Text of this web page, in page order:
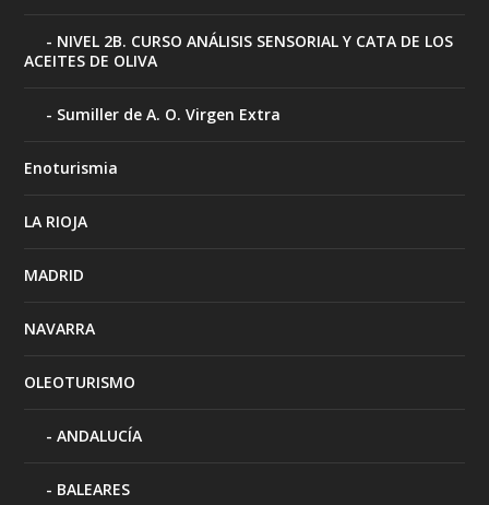
NIVEL 2B. CURSO ANÁLISIS SENSORIAL Y CATA DE LOS
ACEITES DE OLIVA
Sumiller de A. O. Virgen Extra
Enoturismia
LA RIOJA
MADRID
NAVARRA
OLEOTURISMO
ANDALUCÍA
BALEARES